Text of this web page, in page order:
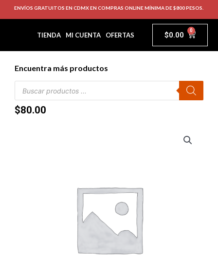
ENVÍOS GRATUITOS EN CDMX EN COMPRAS ONLINE MÍNIMA DE $800 PESOS.
TIENDA MI CUENTA OFERTAS $0.00 0
Encuentra más productos
$80.00